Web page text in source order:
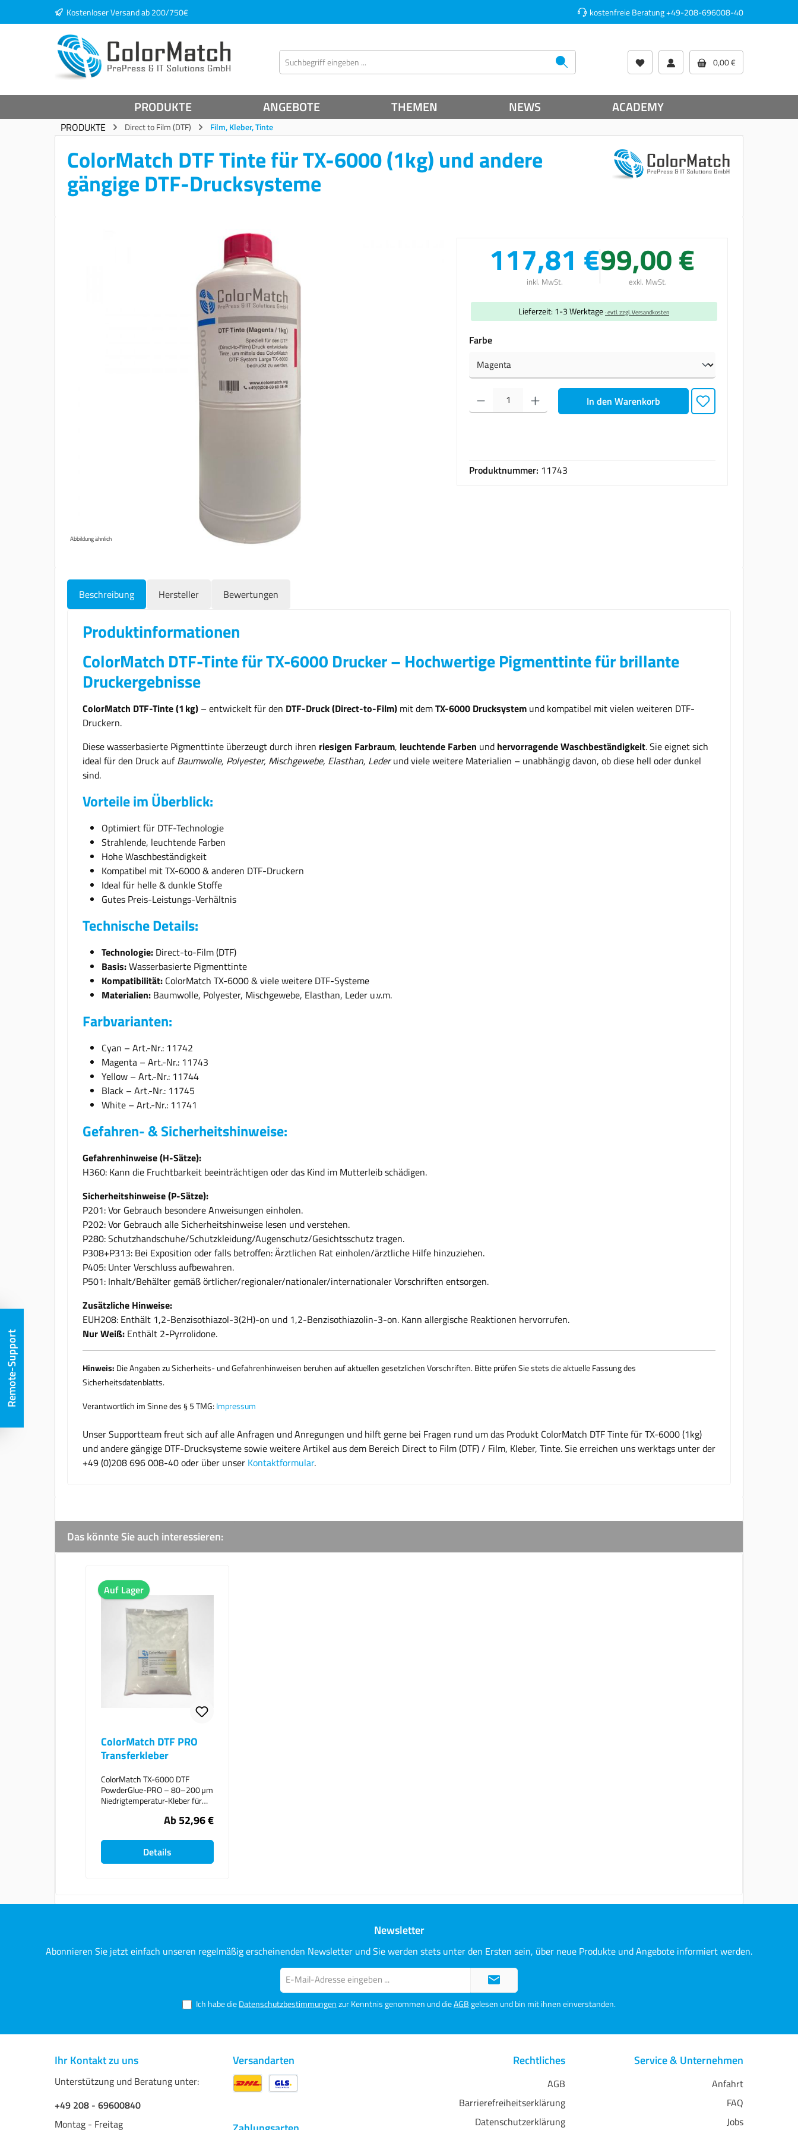
Zur Hauptnavigation springen
Kostenloser Versand ab 200/750€ kostenfreie Beratung+49-208-696008-40
0,00 €
PRODUKTE ANGEBOTE THEMEN NEWS ACADEMY
PRODUKTE Direct to Film (DTF) Film, Kleber, Tinte
ColorMatch DTF Tinte für TX-6000 (1kg) und andere
gängige DTF-Drucksysteme
Abbildung ähnlich
117,81 €
inkl. MwSt.
99,00 €
exkl. MwSt.
Lieferzeit: 1-3 Werktage· evtl. zzgl. Versandkosten
Farbeauswählen
Produkt Anzahl: Gib den gewünschten Wert ein oder benutze die Schaltflächen um die Anzahl zu erhöhen oder
In den Warenkorb
Produktnummer: 11743
Beschreibung Hersteller Bewertungen
Produktinformationen
ColorMatch DTF-Tinte für TX-6000 Drucker – Hochwertige Pigmenttinte für brillante
Druckergebnisse
ColorMatch DTF-Tinte (1 kg) – entwickelt für den DTF-Druck (Direct-to-Film) mit demTX-6000 Drucksystem und kompatibel mit vielen weiteren DTF-
Druckern.
Diese wasserbasierte Pigmenttinte überzeugt durch ihren riesigen Farbraum, leuchtende Farben und hervorragende Waschbeständigkeit. Sie eignet sich
ideal für den Druck aufBaumwolle, Polyester, Mischgewebe, Elasthan, Lederund viele weitere Materialien – unabhängig davon, ob diese hell oder dunkel
sind.
Vorteile im Überblick:
Optimiert für DTF-Technologie
Strahlende, leuchtende Farben
Hohe Waschbeständigkeit
Kompatibel mit TX-6000 & anderen DTF-Druckern
Ideal für helle & dunkle Stoffe
Gutes Preis-Leistungs-Verhältnis
Technische Details:
Technologie: Direct-to-Film (DTF)
Basis:Wasserbasierte Pigmenttinte
Kompatibilität: ColorMatch TX-6000 & viele weitere DTF-Systeme
Materialien: Baumwolle, Polyester, Mischgewebe, Elasthan, Leder u.v.m.
Farbvarianten:
Cyan – Art.-Nr.: 11742
Magenta – Art.-Nr.: 11743
Yellow – Art.-Nr.: 11744
Black – Art.-Nr.: 11745
White – Art.-Nr.: 11741
Gefahren- & Sicherheitshinweise:
Gefahrenhinweise (H-Sätze):
H360: Kann die Fruchtbarkeit beeinträchtigen oder das Kind im Mutterleib schädigen.
Sicherheitshinweise (P-Sätze):
P201: Vor Gebrauch besondere Anweisungen einholen.
P202: Vor Gebrauch alle Sicherheitshinweise lesen und verstehen.
P280: Schutzhandschuhe/Schutzkleidung/Augenschutz/Gesichtsschutz tragen.
P308+P313: Bei Exposition oder falls betroffen: Ärztlichen Rat einholen/ärztliche Hilfe hinzuziehen.
P405: Unter Verschluss aufbewahren.
P501: Inhalt/Behälter gemäß örtlicher/regionaler/nationaler/internationaler Vorschriften entsorgen.
Zusätzliche Hinweise:
EUH208: Enthält 1,2-Benzisothiazol-3(2H)-on und 1,2-Benzisothiazolin-3-on. Kann allergische Reaktionen hervorrufen.
Nur Weiß: Enthält 2-Pyrrolidone.
Hinweis: Die Angaben zu Sicherheits- und Gefahrenhinweisen beruhen auf aktuellen gesetzlichen Vorschriften. Bitte prüfen Sie stets die aktuelle Fassung des
Sicherheitsdatenblatts.
Verantwortlich im Sinne des § 5 TMG: Impressum
Unser Supportteam freut sich auf alle Anfragen und Anregungen und hilft gerne bei Fragen rund um das Produkt ColorMatch DTF Tinte für TX-6000 (1kg)
und andere gängige DTF-Drucksysteme sowie weitere Artikel aus dem Bereich Direct to Film (DTF) / Film, Kleber, Tinte. Sie erreichen uns werktags unter der
+49 (0)208 696 008-40 oder über unser Kontaktformular.
Das könnte Sie auch interessieren:
Auf Lager
ColorMatch DTF PRO
Transferkleber
ColorMatch TX-6000 DTF
PowderGlue-PRO – 80–200 µm
Niedrigtemperatur-Kleber für
– Made in Germany Der
PowderGlue-PRO wurde speziell
für den modernen Direct-to-
Film (DTF)-Druck entwickelt. Die
Schmelzverhalten und
ColorMatch TX-1800/6000.
Produktvorteile auf einen Blick:
gleichmäßige Ergebnisse (80–
Langzeitlagerung – bis zu 5
kompatibel mit vielen DTF-
Systemen Qualitätsprodukt –
Made in Germany Besonders
effizient bei empfindlichen
Textilien: Beim Transfer der
DTF-Motive auf das Gewebe
zeigt der TX-6000 seine
Ab 52,96 €
Details
Newsletter
Abonnieren Sie jetzt einfach unseren regelmäßig erscheinenden Newsletter und Sie werden stets unter den Ersten sein, über neue Produkte und Angebote informiert werden.
Mail-
Adresse*
Ich habe dieDatenschutzbestimmungenzur Kenntnis genommen und dieAGBgelesen und bin mit ihnen einverstanden.
Ihr Kontakt zu uns
Unterstützung und Beratung unter:
+49 208 - 69600840
Montag - Freitag
Versandarten Rechtliches
AGB
Barrierefreiheitserklärung
Datenschutzerklärung
Service & Unternehmen
Anfahrt
FAQ
Jobs
Remote-Support